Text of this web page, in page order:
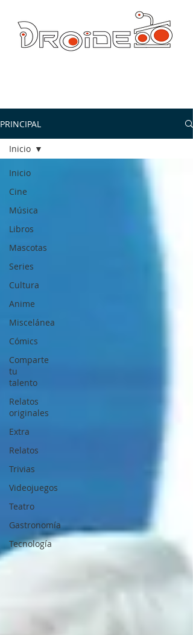
PRINCIPAL
Inicio
Cine
Música
Libros
Mascotas
Series
Cultura
Anime
Miscelánea
Cómics
Comparte
tu
talento
Relatos
originales
Extra
Relatos
Trivias
Videojuegos
Teatro
Gastronomía
Tecnología
Inicio